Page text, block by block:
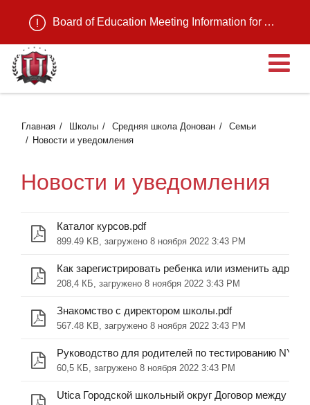
Board of Education Meeting Information for August 11, 2026
Главная Школы Средняя школа Донован
Семьи
Новости и уведомления
Новости и уведомления
Каталог курсов.pdf
899.49 KB, загружено 8 ноября 2022 3:43 PM
Как зарегистрировать ребенка или изменить адрес
208,4 КБ, загружено 8 ноября 2022 3:43 PM
Знакомство с директором школы.pdf
567.48 KB, загружено 8 ноября 2022 3:43 PM
Руководство для родителей по тестированию
60,5 КБ, загружено 8 ноября 2022 3:43 PM